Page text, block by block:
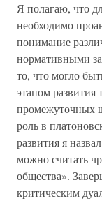
Я полагаю, что
необходимо
понимание
нормативными
то, что могло
этапом
промежуточных
роль в
развития я
можно считать
общества».
критическим